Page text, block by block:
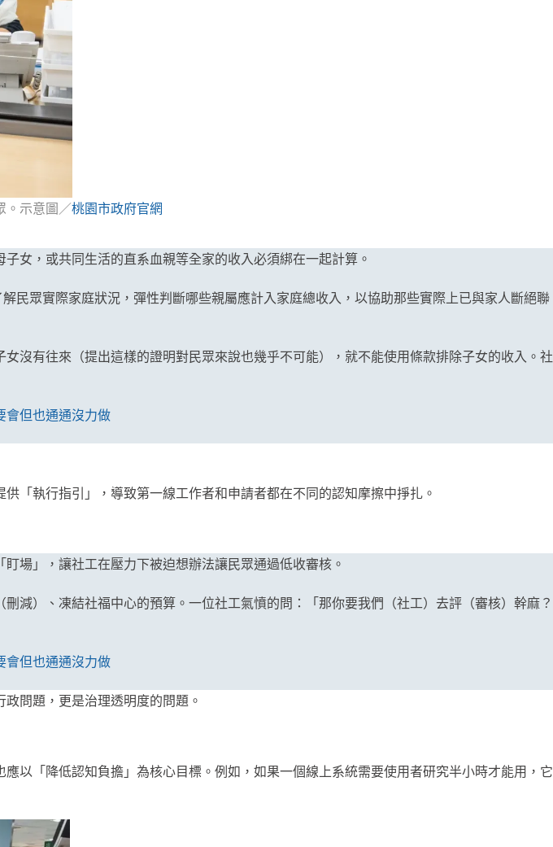
。示意圖／桃園市政府官網
女，或共同生活的直系血親等全家的收入必須綁在一起計算。
解民眾實際家庭狀況，彈性判斷哪些親屬應計入家庭總收入，以協助那些實際上已與家人斷絕聯
沒有往來（提出這樣的證明對民眾來說也幾乎不可能），就不能使用條款排除子女的收入。社
會但也通通沒力做
「執行指引」，導致第一線工作者和申請者都在不同的認知摩擦中掙扎。
場」，讓社工在壓力下被迫想辦法讓民眾通過低收審核。
減）、凍結社福中心的預算。一位社工氣憤的問：「那你要我們（社工）去評（審核）幹麻？
會但也通通沒力做
問題，更是治理透明度的問題。
以「降低認知負擔」為核心目標。例如，如果一個線上系統需要使用者研究半小時才能用，它